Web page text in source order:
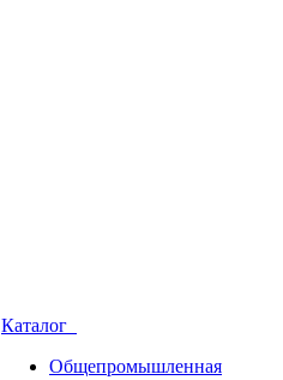
Каталог
Общепромышленная